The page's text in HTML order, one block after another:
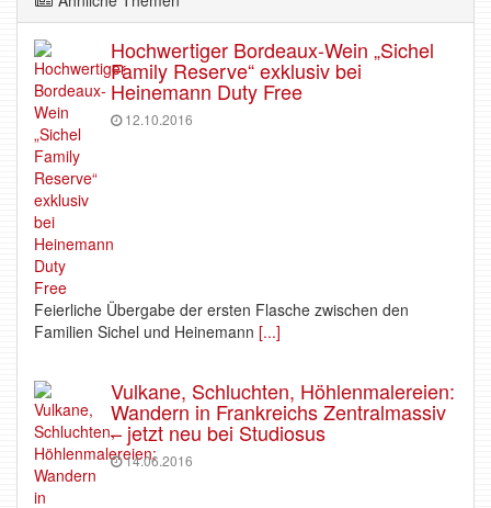
Hochwertiger Bordeaux-Wein „Sichel
Family Reserve“ exklusiv bei
Heinemann Duty Free
12.10.2016
Feierliche Übergabe der ersten Flasche zwischen den
Familien Sichel und Heinemann [...]
Vulkane, Schluchten, Höhlenmalereien:
Wandern in Frankreichs Zentralmassiv
– jetzt neu bei Studiosus
14.06.2016